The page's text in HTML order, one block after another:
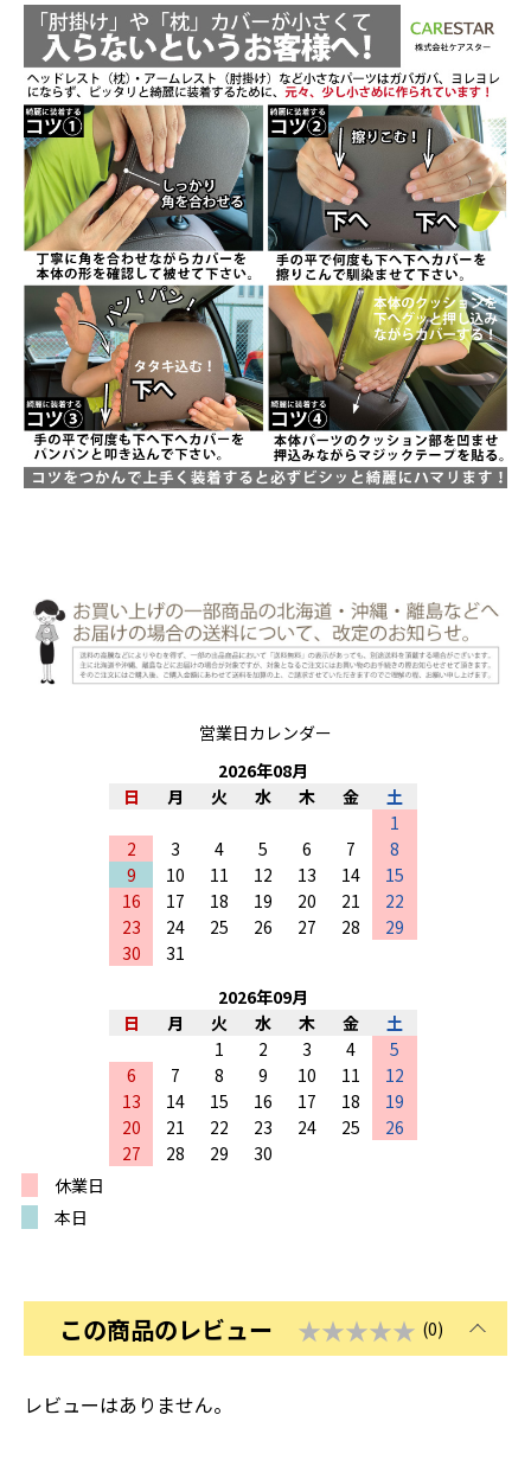
営業日カレンダー
2026年08月
日
月 火 水 木 金
土
1
2
3 4 5 6 7
8
9
10 11 12 13 14
15
16
17 18 19 20 21
22
23
24 25 26 27 28
29
30
31
2026年09月
日
月 火 水 木 金
土
1
2 3 4
5
6
7 8 9 10 11
12
13
14 15 16 17 18
19
20
21 22 23 24 25
26
27
28 29
30
休業日
本日
この商品のレビュー ★★★★★ (0)
レビューはありません。